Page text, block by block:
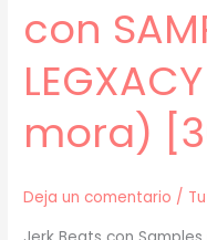
mora)
[31]
con
mora)
Deja un comentario /